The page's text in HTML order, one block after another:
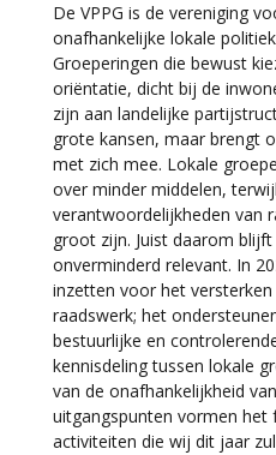
De VPPG is de vereniging
onafhankelijke lokale
Groeperingen die bewust
oriëntatie, dicht bij de
zijn aan landelijke
grote kansen, maar brengt
met zich mee. Lokale
over minder middelen,
verantwoordelijkheden van
groot zijn. Juist daarom blijft
onverminderd relevant. In
inzetten voor het
raadswerk; het
bestuurlijke en
kennisdeling tussen lokale
van de onafhankelijkheid
uitgangspunten vormen het
activiteiten die wij dit jaar